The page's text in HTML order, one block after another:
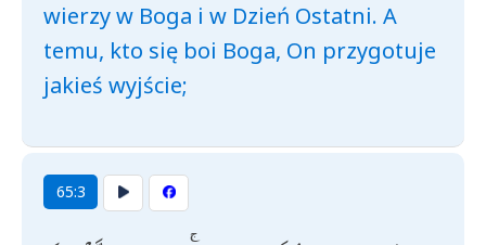
wierzy w Boga i w Dzień Ostatni. A
temu, kto się boi Boga, On przygotuje
jakieś wyjście;
65:3